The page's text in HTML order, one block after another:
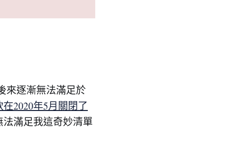
來逐漸無法滿足於
在2020年5月關閉了
法滿足我這奇妙清單